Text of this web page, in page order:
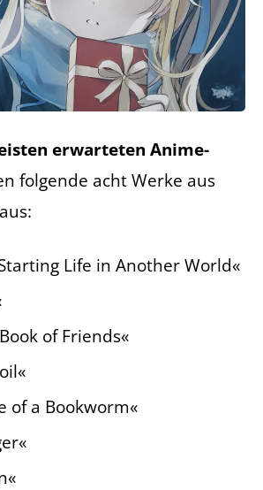
erwarteten Anime-
folgende acht Werke aus
Starting Life in Another World«
of Friends«
of a Bookworm«